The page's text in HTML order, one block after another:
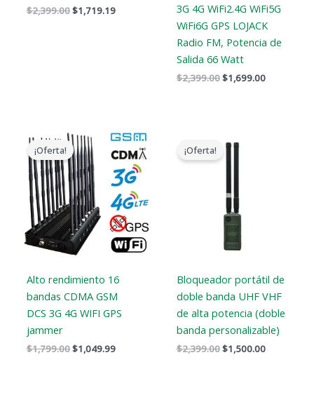
$2,399.00$1,719.19
3G 4G WiFi2.4G WiFi5G
WiFi6G GPS LOJACK
Radio FM, Potencia de
Salida 66 Watt
$2,399.00$1,699.00
¡Oferta!
Alto rendimiento 16
bandas CDMA GSM
DCS 3G 4G WIFI GPS
jammer
$1,799.00
El
precio
original
era:
$1,799.00.
$1,049.99
El
precio
actual
es:
$1,049.99.
¡Oferta!
Bloqueador portátil de
doble banda UHF VHF
de alta potencia (doble
banda personalizable)
$2,399.00
precio
$1,500.00